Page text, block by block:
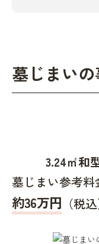
墓じまい
3.24㎡和
墓じまい参考料
約36万円 （税込